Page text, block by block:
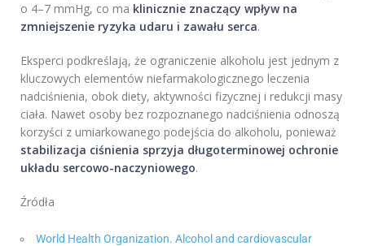
o 4–7 mmHg, co ma klinicznie znaczący wpływ na
zmniejszenie ryzyka udaru i zawału serca.
Eksperci podkreślają, że ograniczenie alkoholu jest jednym z
kluczowych elementów niefarmakologicznego leczenia
nadciśnienia, obok diety, aktywności fizycznej i redukcji masy
ciała. Nawet osoby bez rozpoznanego nadciśnienia odnoszą
korzyści z umiarkowanego podejścia do alkoholu, ponieważ
stabilizacja ciśnienia sprzyja długoterminowej ochronie
układu sercowo-naczyniowego.
Źródła
World Health Organization. Alcohol and cardiovascular